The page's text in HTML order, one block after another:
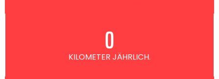
KILOMETER JÄHRLICH.
0